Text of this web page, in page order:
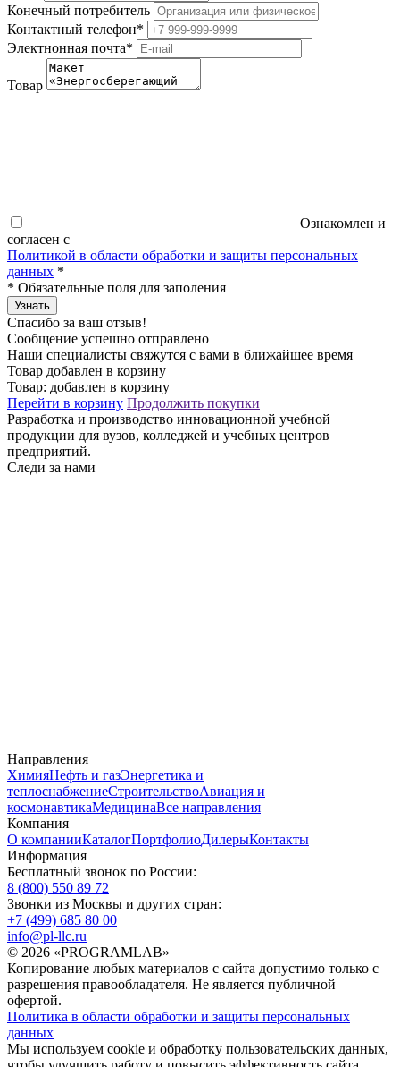
Конечный потребитель
Контактный телефон*
Электнонная почта*
Товар
Ознакомлен и
согласен с
Политикой в области обработки и защиты персональных
данных *
* Обязательные поля для заполения
Узнать
Спасибо за ваш отзыв!
Сообщение успешно отправлено
Наши специалисты свяжутся с вами в ближайшее время
Товар добавлен в корзину
Товар: добавлен в корзину
Перейти в корзину Продолжить покупки
Разработка и производство инновационной учебной
продукции для вузов, колледжей и учебных центров
предприятий.
Следи за нами
Направления
ХимияНефть и газЭнергетика и
теплоснабжениеСтроительствоАвиация и
космонавтикаМедицинаВсе направления
Компания
О компанииКаталогПортфолиоДилерыКонтакты
Информация
Бесплатный звонок по России:
8 (800) 550 89 72
Звонки из Москвы и других стран:
+7 (499) 685 80 00
info@pl-llc.ru
© 2026 «PROGRAMLAB»
Копирование любых материалов с сайта допустимо только с
разрешения правообладателя. Не является публичной
офертой.
Политика в области обработки и защиты персональных
данных
Мы используем cookie и обработку пользовательских данных,